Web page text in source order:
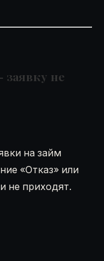
не
на займ
«Отказ» или
не приходят.